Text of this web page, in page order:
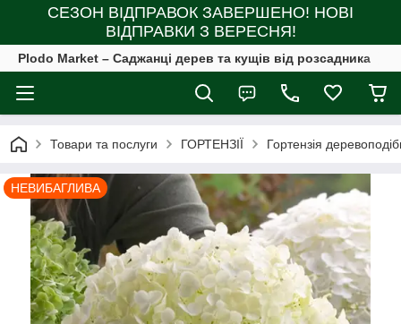
СЕЗОН ВІДПРАВОК ЗАВЕРШЕНО! НОВІ
ВІДПРАВКИ З ВЕРЕСНЯ!
Plodo Market – Саджанці дерев та кущів від розсадника
Товари та послуги ГОРТЕНЗІЇ Гортензія
НЕВИБАГЛИВА